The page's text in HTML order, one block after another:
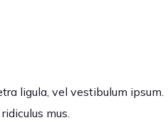
ligula, vel vestibulum ipsum.
mus.